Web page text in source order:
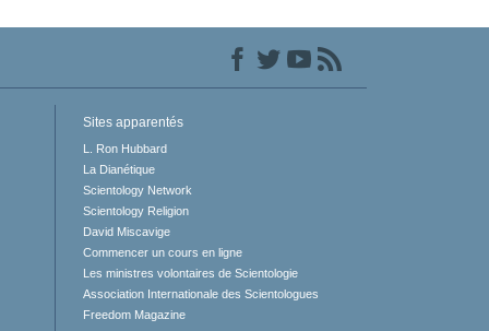
Sites apparentés
L. Ron Hubbard
La Dianétique
Scientology Network
Scientology Religion
David Miscavige
Commencer un cours en ligne
Les ministres volontaires de Scientologie
Association Internationale des Scientologues
Freedom Magazine